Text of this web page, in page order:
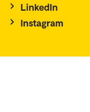
LinkedIn
Instagram